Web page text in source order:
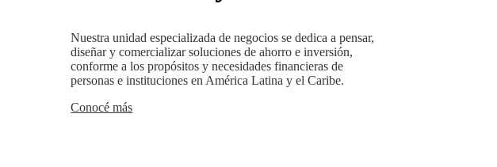
Nuestra unidad especializada de negocios se dedica a pensar,
diseñar y comercializar soluciones de ahorro e inversión,
conforme a los propósitos y necesidades financieras de
personas e instituciones en América Latina y el Caribe.
Conocé más